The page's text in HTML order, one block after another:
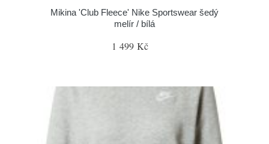
Mikina 'Club Fleece' Nike Sportswear šedý
melír / bílá
1 499 Kč